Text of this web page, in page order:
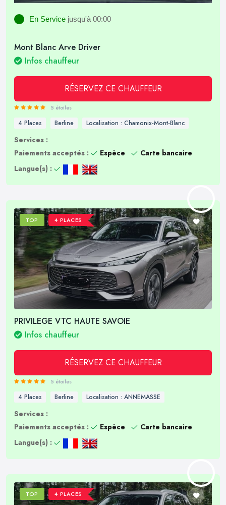
En Service jusqu'à 00:00
Mont Blanc Arve Driver
Infos chauffeur
RÉSERVEZ CE CHAUFFEUR
5 étoiles
4 Places Berline Localisation : Chamonix-Mont-Blanc
Services :
Paiements acceptés :
Espèce
Carte bancaire
Langue(s) :
TOP 4 PLACES
PRIVILEGE VTC HAUTE SAVOIE
Infos chauffeur
RÉSERVEZ CE CHAUFFEUR
5 étoiles
4 Places Berline Localisation : ANNEMASSE
Services :
Paiements acceptés :
Espèce
Carte bancaire
Langue(s) :
TOP 4 PLACES